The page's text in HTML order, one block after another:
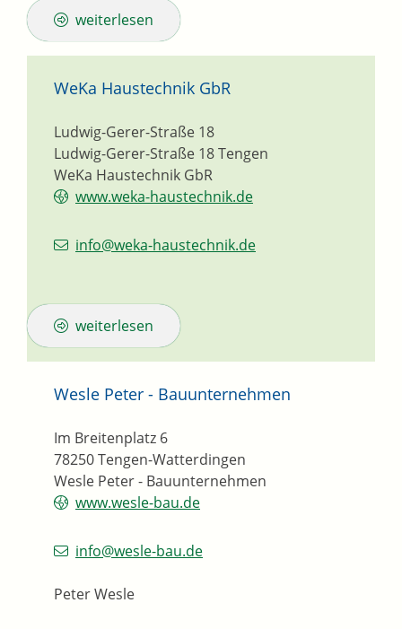
weiterlesen
WeKa Haustechnik GbR
WeKa Haustechnik GbR
Ludwig-Gerer-Straße 18
Ludwig-Gerer-Straße 18Tengen
www.weka-haustechnik.de
info@weka-haustechnik.de
weiterlesen
Wesle Peter - Bauunternehmen
Wesle Peter - Bauunternehmen
Im Breitenplatz 6
78250Tengen-Watterdingen
www.wesle-bau.de
info@wesle-bau.de
Peter Wesle